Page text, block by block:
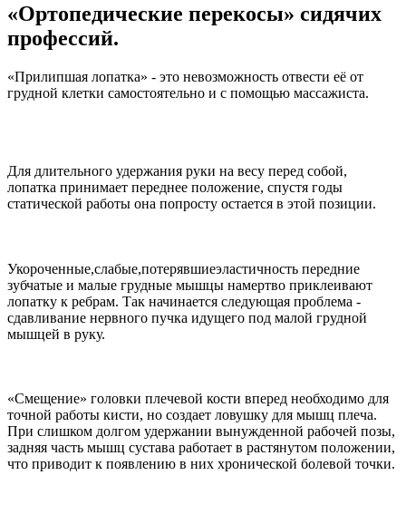
«Ортопедические перекосы» сидячих
профессий.
«Прилипшая лопатка» - это невозможность отвести её от
грудной клетки самостоятельно и с помощью массажиста.
Для длительного удержания руки на весу перед собой,
лопатка принимает переднее положение, спустя годы
статической работы она попросту остается в этой позиции.
Укороченные,слабые,потерявшиеэластичность передние
зубчатые и малые грудные мышцы намертво приклеивают
лопатку к ребрам. Так начинается следующая проблема -
сдавливание нервного пучка идущего под малой грудной
мышцей в руку.
«Смещение» головки плечевой кости вперед необходимо для
точной работы кисти, но создает ловушку для мышц плеча.
При слишком долгом удержании вынужденной рабочей позы,
задняя часть мышц сустава работает в растянутом положении,
что приводит к появлению в них хронической болевой точки.